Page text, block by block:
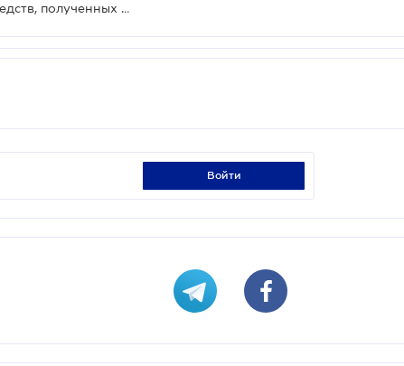
ВС ответил, взыскиваются ли алименты со средств, полученных от продажи квартиры
войти